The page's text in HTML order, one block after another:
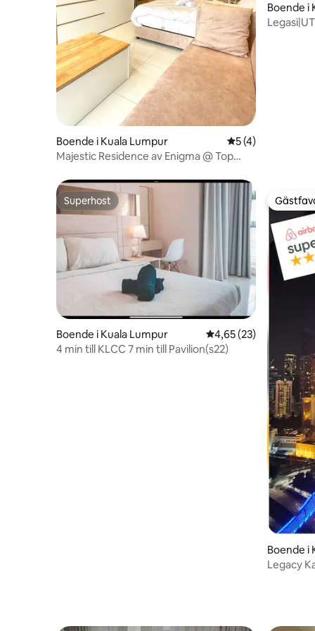
Boende i Kuala Lumpur 5 av 5 i
5 (4)
Majestic Residence av Enigma @ Top
Boende i
Superhost
Superhost
Boende i Kuala Lumpur 4,65 av 5 i
4,65 (23)
4 min till KLCC 7 min till Pavilion(s22)
Boende i
Legacy